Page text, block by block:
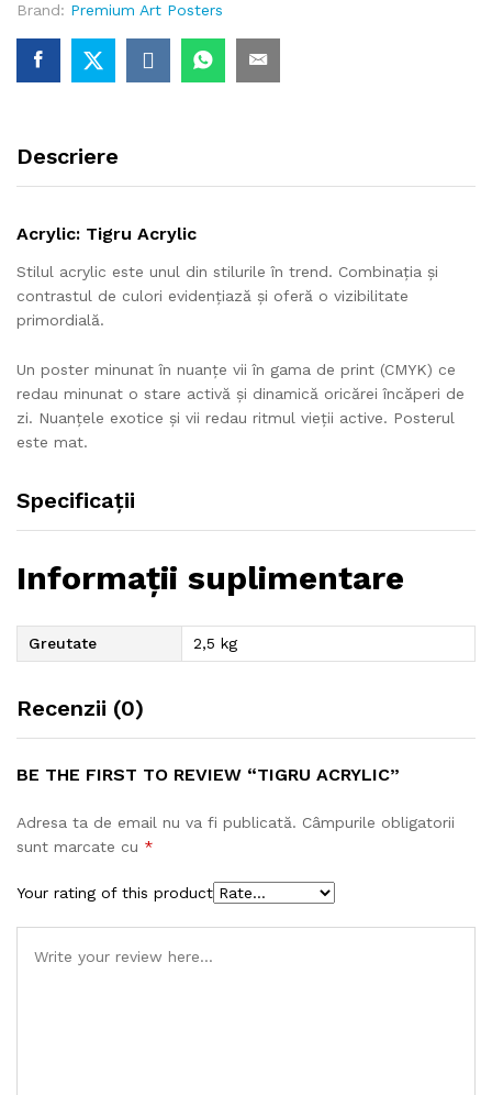
Brand: Premium Art Posters
Descriere
Acrylic: Tigru Acrylic
Stilul acrylic este unul din stilurile în trend. Combinația și
contrastul de culori evidențiază și oferă o vizibilitate
primordială.
Un poster minunat în nuanțe vii în gama de print (CMYK) ce
redau minunat o stare activă și dinamică oricărei încăperi de
zi. Nuanțele exotice și vii redau ritmul vieții active. Posterul
este mat.
Specificații
Informații suplimentare
Greutate 2,5 kg
Recenzii (0)
BE THE FIRST TO REVIEW “TIGRU ACRYLIC”
Adresa ta de email nu va fi publicată. Câmpurile obligatorii
sunt marcate cu *
Your rating of this product